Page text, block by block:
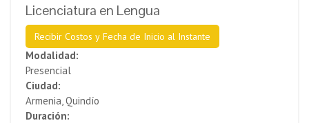
Licenciatura en Lengua
Recibir Costos y Fecha de Inicio al Instante
Modalidad:
Presencial
Ciudad:
Armenia, Quindío
Duración: